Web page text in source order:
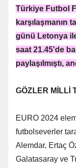
Türkiye Futbol
karşılaşmanın
günü Letonya
saat 21.45'de
paylaşılmıştı,
GÖZLER MİLLİ
EURO 2024
futbolseverler
Alemdar, Ertaç
Galatasaray ve